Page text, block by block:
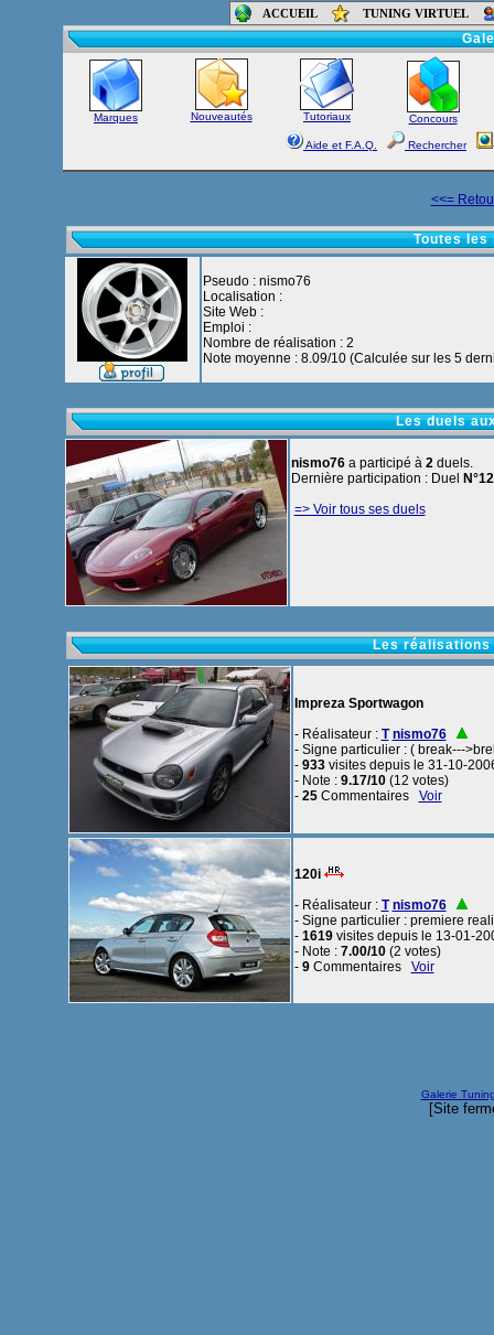
ACCUEIL TUNING VIRTUEL
Accueil-
Marques Nouveautés Tutoriaux Concours
Aide et F.A.Q. Rechercher
<<=
Toutes les
Pseudo : nismo76
Localisation :
Site Web :
Emploi :
Nombre de réalisation : 2
Note moyenne : 8.09/10 (Calculée sur les 5
Les duels
nismo76a participé à 2duels.
Dernière participation : Duel
=> Voir tous ses duels
Les réalisations
Impreza Sportwagon
- Réalisateur : T nismo76
- Signe particulier : ( break---
- 933visites depuis le 31-10-
- Note : 9.17/10(12 votes)
- 25Commentaires Voir
120i
- Réalisateur : T nismo76
- Signe particulier : premiere
- 1619visites depuis le 13-01-
- Note : 7.00/10(2 votes)
- 9Commentaires Voir
Galerie
[Site